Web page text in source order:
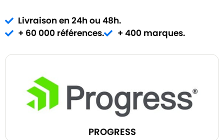
Livraison en 24h ou 48h.
+ 60 000 références.
+ 400 marques.
PROGRESS